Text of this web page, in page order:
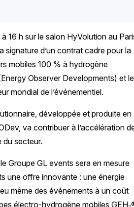
16 h sur le salon HyVolution au
signature d’un contrat cadre pour la
mobiles 100 % à hydrogène
Observer Developments) et le
mondial de l’événementiel.
développée et produite en
va contribuer à l’accélération
du secteur.
Groupe GL events sera en mesure
une offre innovante : une énergie
même des événements à un coût
électro-hydrogène mobiles